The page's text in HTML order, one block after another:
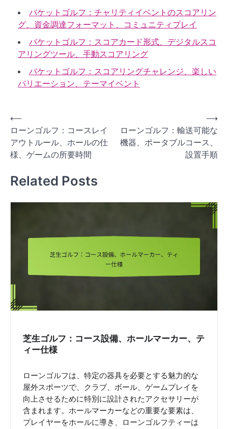
バケットゴルフ：チャリティイベントのスコアリン
グ、資金調達フォーマット、コミュニティプレイ
バケットゴルフ：スコアカード形式、デジタルスコ
アリングツール、手動スコアリング
バケットゴルフ：スコアリングチャレンジ、楽しい
バリエーション、テーマイベント
P
o
s
n
o
⟵
ローンゴルフ：コースレイ
アウトルール、ホールの仕
様、ゲームの所要時間
ローンゴルフ：輸送可能な
機器、ポータブルコース、
設置手順
⟶
Related Posts
芝生ゴルフ：コース設備、ホールマーカー、テ
ィー仕様
ローンゴルフは、特定の器具を必要とする魅力的な
屋外スポーツで、クラブ、ボール、ゲームプレイを
向上させるために特別に設計されたアクセサリーが
含まれます。ホールマーカーなどの重要な要素は、
プレイヤーをホールに導き、ローンゴルフティーは